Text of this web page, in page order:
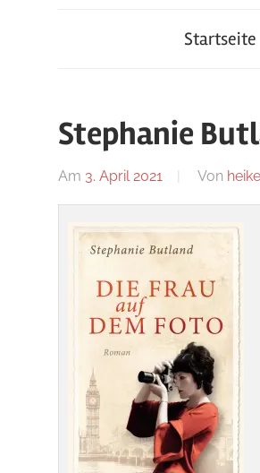
Startseite
Stephanie
Am 3. April 2021 Von